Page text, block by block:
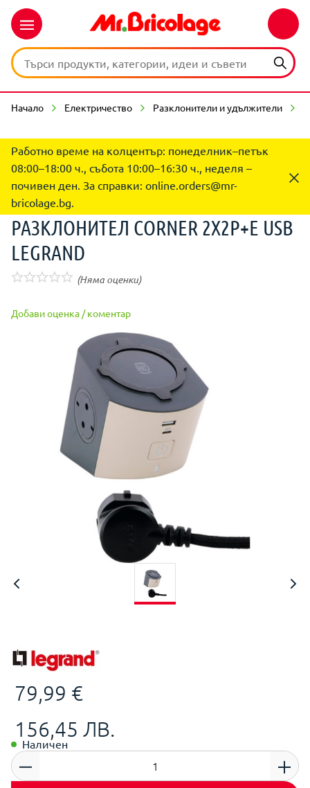
Начало Електричество Разклонители и удължители
Работно време на колцентър: понеделник–петък
08:00–18:00 ч., събота 10:00–16:30 ч., неделя –
почивен ден. За справки: online.orders@mr-
bricolage.bg.
РАЗКЛОНИТЕЛ CORNER 2X2P+E USB
LEGRAND
(Няма оценки)
Добави оценка / коментар
79,99 €
156,45 ЛВ.
Наличен